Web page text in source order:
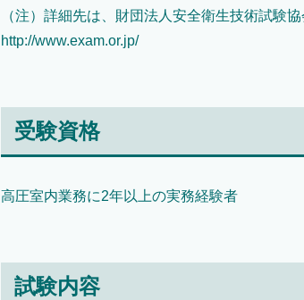
（注）詳細先は、財団法人安全衛生技術試験
http://www.exam.or.jp/
受験資格
高圧室内業務に2年以上の実務経験者
試験内容